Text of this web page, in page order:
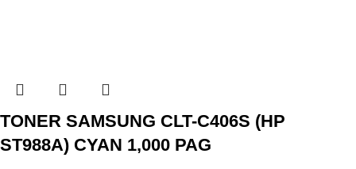
TONER SAMSUNG CLT-C406S (HP
ST988A) CYAN 1,000 PAG